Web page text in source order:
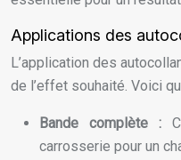
Applications des
L’application des
de l’effet souhaité. Voici
Bande complète :
carrosserie pour un